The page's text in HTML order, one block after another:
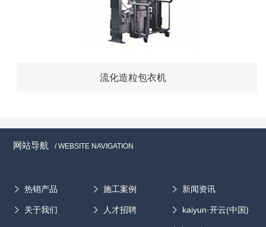
流化造粒包衣机
网站导航 / WEBSITE NAVIGATION
热销产品 施工案例 新闻资讯
关于我们 人才招聘 kaiyun·开云(中国)